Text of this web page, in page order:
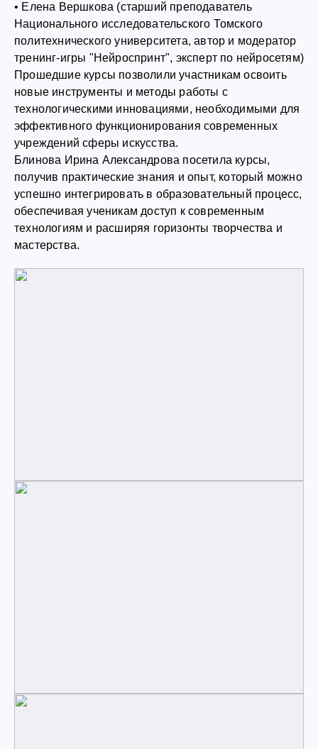
• Елена Вершкова (старший преподаватель
Национального исследовательского Томского
политехнического университета, автор и модератор
тренинг-игры "Нейроспринт", эксперт по нейросетям)
Прошедшие курсы позволили участникам освоить
новые инструменты и методы работы с
технологическими инновациями, необходимыми для
эффективного функционирования современных
учреждений сферы искусства.
Блинова Ирина Александрова посетила курсы,
получив практические знания и опыт, который можно
успешно интегрировать в образовательный процесс,
обеспечивая ученикам доступ к современным
технологиям и расширяя горизонты творчества и
мастерства.